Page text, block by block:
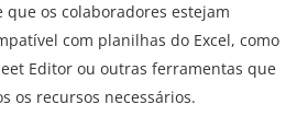
que os colaboradores estejam
com planilhas do Excel, como
Editor ou outras ferramentas que
os recursos necessários.